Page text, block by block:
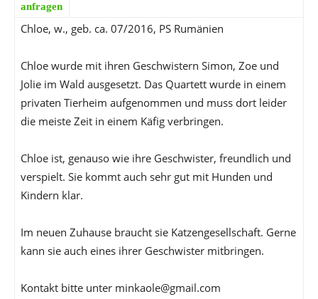
anfragen
Chloe, w., geb. ca. 07/2016, PS Rumänien
Chloe wurde mit ihren Geschwistern Simon, Zoe und
Jolie im Wald ausgesetzt. Das Quartett wurde in einem
privaten Tierheim aufgenommen und muss dort leider
die meiste Zeit in einem Käfig verbringen.
Chloe ist, genauso wie ihre Geschwister, freundlich und
verspielt. Sie kommt auch sehr gut mit Hunden und
Kindern klar.
Im neuen Zuhause braucht sie Katzengesellschaft. Gerne
kann sie auch eines ihrer Geschwister mitbringen.
Kontakt bitte unter minkaole@gmail.com